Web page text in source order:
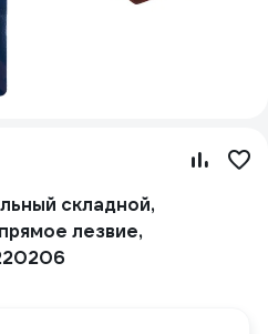
складной,
лезвие,